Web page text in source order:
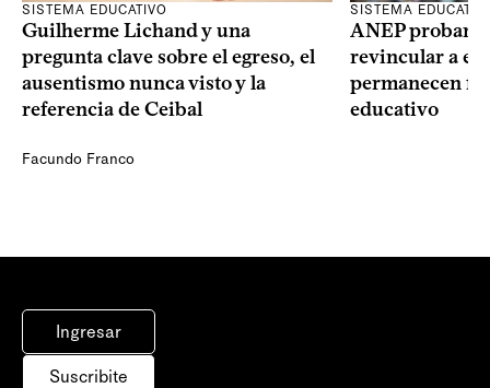
SISTEMA EDUCATIVO
Guilherme Lichand y una
pregunta clave sobre el egreso, el
ausentismo nunca visto y la
referencia de Ceibal
Facundo Franco
SISTEMA
ANEP probará
revincular a
permanecen
educativo
Ingresar
Suscribite